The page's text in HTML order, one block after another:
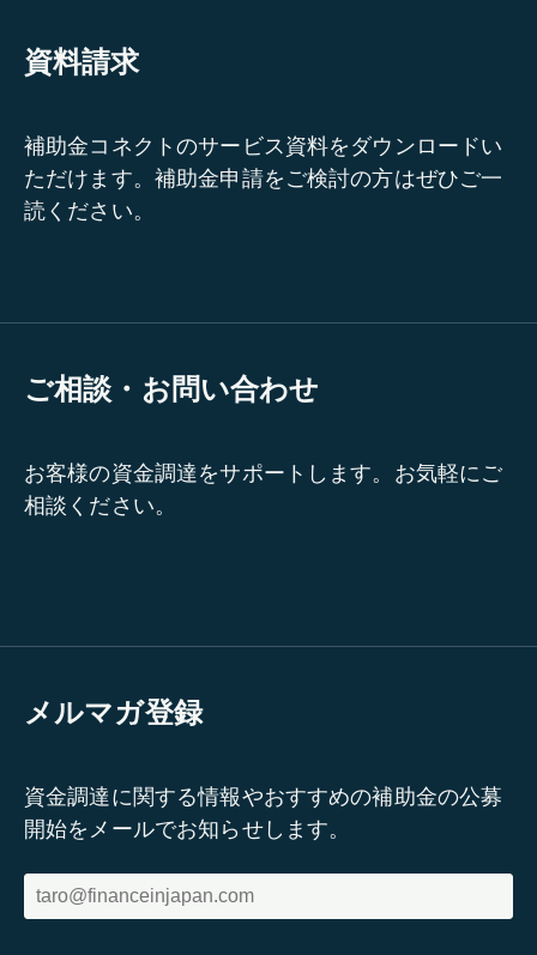
資料請求
補助金コネクトのサービス資料をダウンロードい
ただけます。補助金申請をご検討の方はぜひご一
読ください。
ご相談・お問い合わせ
お客様の資金調達をサポートします。お気軽にご
相談ください。
メルマガ登録
資金調達に関する情報やおすすめの補助金の公募
開始をメールでお知らせします。